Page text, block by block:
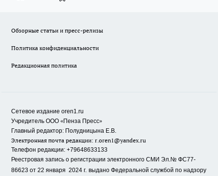
Обзорные статьи и пресс-релизы
Политика конфиденциальности
Редакционная политика
Сетевое издание oren1.ru
Учредитель ООО «Пенза Пресс»
Главный редактор: Полудницына Е.В.
Электронная почта редакции: r.oren1@yandex.ru
Телефон редакции: +79648633133
Реестровая запись о регистрации электронного СМИ Эл.№ ФС77-
86623 от 22 января 2024 г. выдано Федеральной службой по надзору